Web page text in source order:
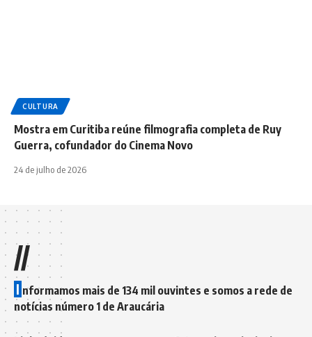
CULTURA
Mostra em Curitiba reúne filmografia completa de Ruy
Guerra, cofundador do Cinema Novo
24 de julho de 2026
//
I nformamos mais de 134 mil ouvintes e somos a rede de
notícias número 1 de Araucária